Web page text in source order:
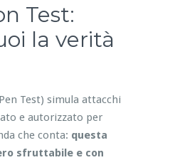
Test:
la verità
Test) simula attacchi
e autorizzato per
che conta: questa
sfruttabile e con